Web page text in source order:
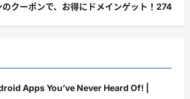
クーポンで、お得にドメインゲット！ 274
Apps You’ve Never Heard Of! |